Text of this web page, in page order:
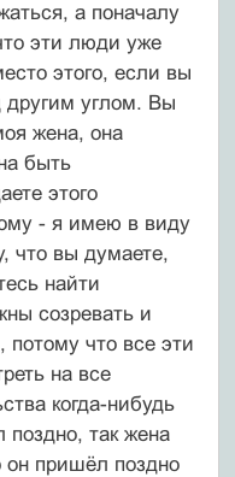
а поначалу
эти люди уже
этого, если вы
другим углом. Вы
жена, она
быть
этого
- я имею в виду
что вы думаете,
найти
созревать и
потому что все эти
на все
когда-нибудь
так жена
он пришёл поздно